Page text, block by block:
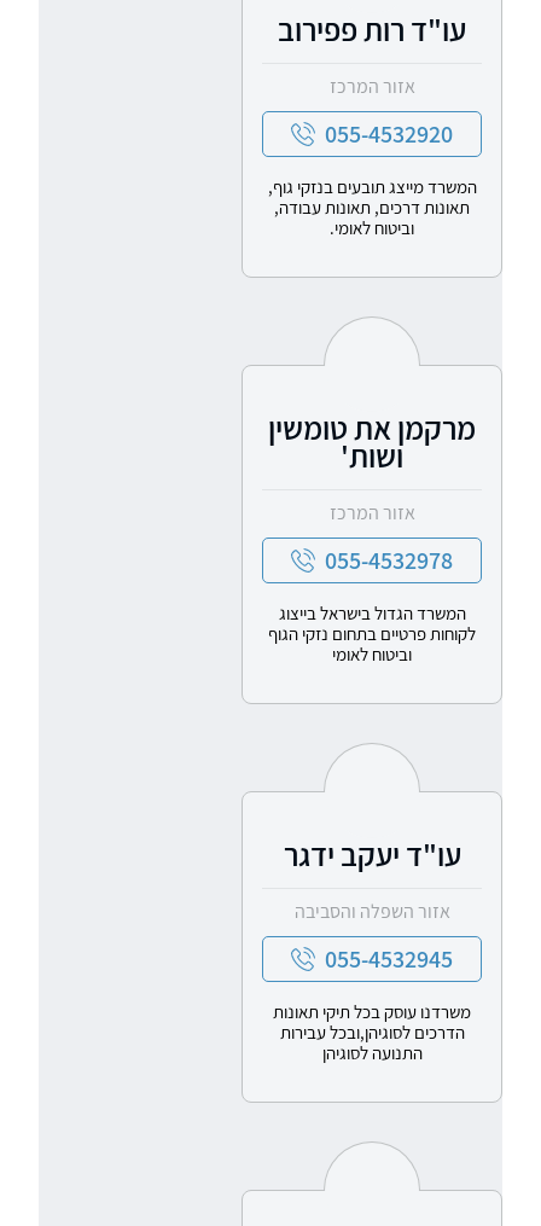
עו"ד רות פפירוב
אזור המרכז
055-4532920
המשרד מייצג תובעים בנזקי גוף,
תאונות דרכים, תאונות עבודה,
וביטוח לאומי.
מרקמן את טומשין
ושות'
אזור המרכז
055-4532978
המשרד הגדול בישראל בייצוג
לקוחות פרטיים בתחום נזקי הגוף
וביטוח לאומי
עו"ד יעקב ידגר
אזור השפלה והסביבה
055-4532945
משרדנו עוסק בכל תיקי תאונות
הדרכים לסוגיהן,ובכל עבירות
התנועה לסוגיהן